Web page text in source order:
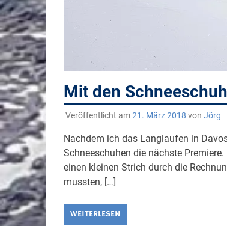
Mit den
Veröffentlicht am21. März 2018 von Jörg
Nachdem ich das Langlaufen in
Schneeschuhen die nächste
einen kleinen Strich durch die
mussten, […]
WEITERLESEN